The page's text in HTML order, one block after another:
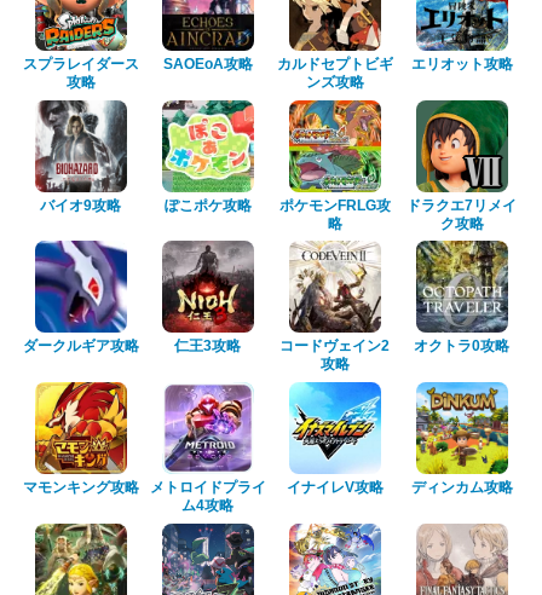
スプラレイダース
攻略
SAOEoA攻略
カルドセプトビギ
ンズ攻略
エリオット攻略
バイオ9攻略 ぽこポケ攻略
ポケモンFRLG攻
略
ドラクエ7リメイ
ク攻略
ダークルギア攻略 仁王3攻略
コードヴェイン2
攻略
オクトラ0攻略
マモンキング攻略
メトロイドプライ
ム4攻略
イナイレV攻略 ディンカム攻略